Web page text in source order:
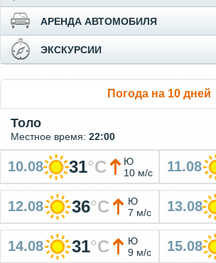
АРЕНДА АВТОМОБИЛЯ
ЭКСКУРСИИ
Погода на 10 дней
Толо
Местное время: 22:00
10.08 31°C
Ю
10 м/с
11.08
12.08 36°C
Ю
7 м/с
13.08
14.08 31°C
Ю
9 м/с
15.08